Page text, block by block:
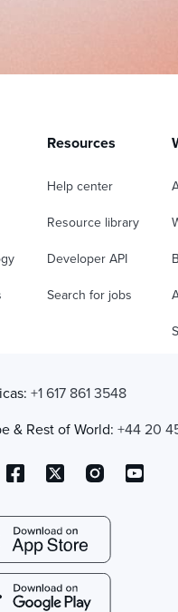
Resources
Help center
Resource library
Developer API
Search for jobs
+1 617 861 3548
& Rest of World: +44 20